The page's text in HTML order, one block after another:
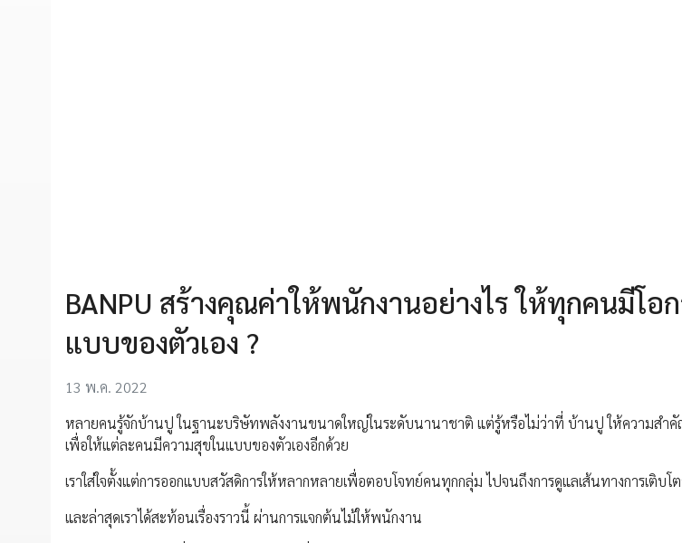
BANPU สร้างคุณค่าให้พนักงานอย่างไร ให้ทุกคนมีโอ
แบบของตัวเอง ?
13 พ.ค. 2022
หลายคนรู้จักบ้านปู ในฐานะบริษัทพลังงานขนาดใหญ่ในระดับนานาชาติ แต่รู้หรือไม่ว่าที่ บ้านปู ให้ความสำคั
เพื่อให้แต่ละคนมีความสุขในแบบของตัวเองอีกด้วย
เราใส่ใจตั้งแต่การออกแบบสวัสดิการให้หลากหลายเพื่อตอบโจทย์คนทุกกลุ่ม ไปจนถึงการดูแลเส้นทางการเติบ
และล่าสุดเราได้สะท้อนเรื่องราวนี้ ผ่านการแจกต้นไม้ให้พนักงาน